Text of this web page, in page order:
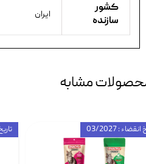
کشور
سازنده
ایران
مشابه
تاریخ : 03/2027